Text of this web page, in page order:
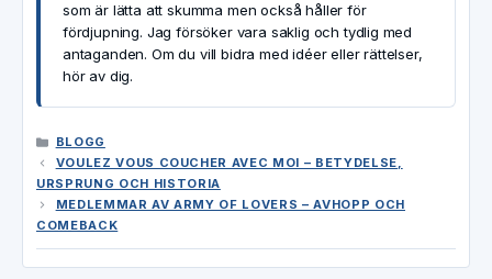
som är lätta att skumma men också håller för
fördjupning. Jag försöker vara saklig och tydlig med
antaganden. Om du vill bidra med idéer eller rättelser,
hör av dig.
KATEGORIER
BLOGG
VOULEZ VOUS COUCHER AVEC MOI – BETYDELSE,
URSPRUNG OCH HISTORIA
MEDLEMMAR AV ARMY OF LOVERS – AVHOPP OCH
COMEBACK